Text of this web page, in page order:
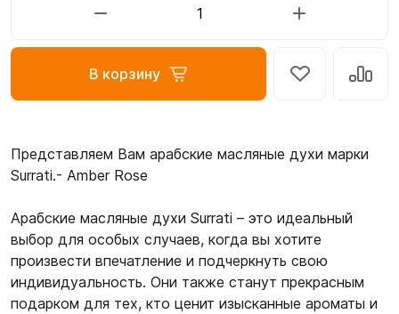
В корзину
Представляем Вам арабские масляные духи марки
Surrati.- Amber Rose
Арабские масляные духи Surrati – это идеальный
выбор для особых случаев, когда вы хотите
произвести впечатление и подчеркнуть свою
индивидуальность. Они также станут прекрасным
подарком для тех, кто ценит изысканные ароматы и